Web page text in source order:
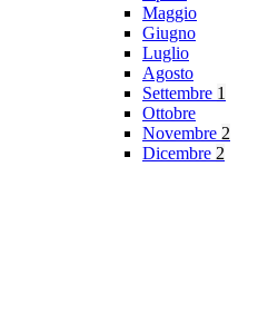
Maggio
Giugno
Luglio
Agosto
Settembre 1
Ottobre
Novembre 2
Dicembre 2